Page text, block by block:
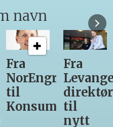
navn
Fra
Levanger-
direktør
til
nytt